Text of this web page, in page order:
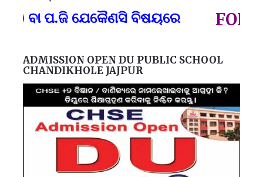
ବା ପ.ଜି ଯେକୈଣସି ବିଷୟରେ FOR
ADMISSION OPEN DU PUBLIC SCHOOL
CHANDIKHOLE JAJPUR